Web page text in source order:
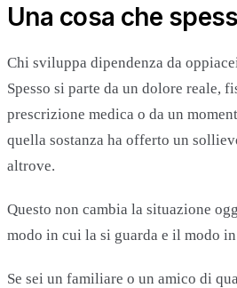
Una cosa che
Chi sviluppa dipendenza da
Spesso si parte da un dolore reale,
prescrizione medica o da un
quella sostanza ha offerto un
altrove.
Questo non cambia la situazione
modo in cui la si guarda e il modo
Se sei un familiare o un amico di